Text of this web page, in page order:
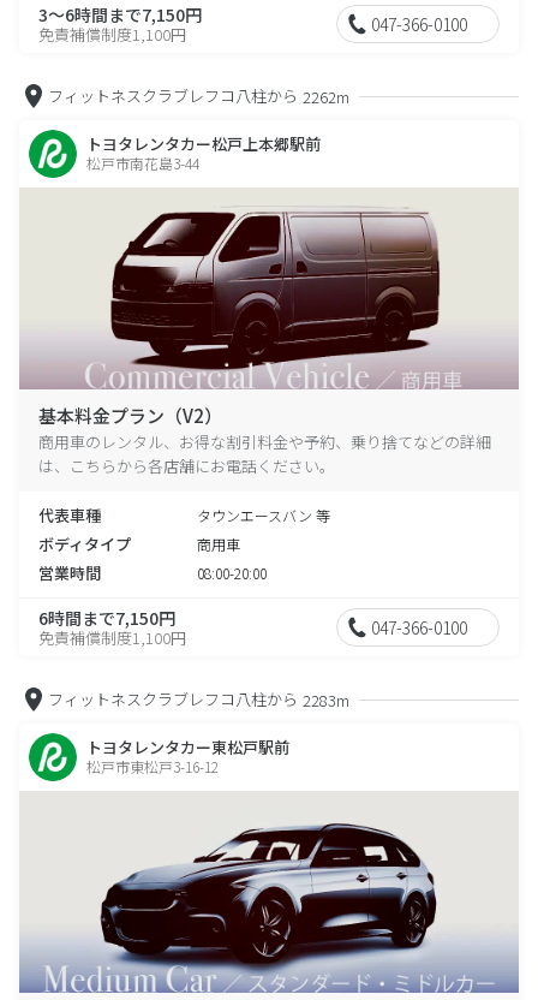
3～6時間まで7,150円
免責補償制度1,100円 047-366-0100
フィットネスクラブレフコ八柱から 2262m
トヨタレンタカー松戸上本郷駅前
松戸市南花島3-44
基本料金プラン（V2）
商用車のレンタル、お得な割引料金や予約、乗り捨てなどの詳細
は、こちらから各店舗にお電話ください。
代表車種 タウンエースバン 等
ボディタイプ 商用車
営業時間 08:00-20:00
6時間まで7,150円
免責補償制度1,100円 047-366-0100
フィットネスクラブレフコ八柱から 2283m
トヨタレンタカー東松戸駅前
松戸市東松戸3-16-12